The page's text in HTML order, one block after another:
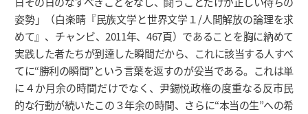
姿勢」（白楽晴『民族文学と世界文学１/人間解放の論理を求
めて』、チャンビ、2011年、467頁）であることを胸に納めて
実践した者たちが到達した瞬間だから、これに該当する人すべ
てに“勝利の瞬間”という言葉を返すのが妥当である。これは単
に４か月余の時間だけでなく、尹錫悦政権の度重なる反市民
的な行動が続いたこの３年余の時間、さらに“本当の生”への希